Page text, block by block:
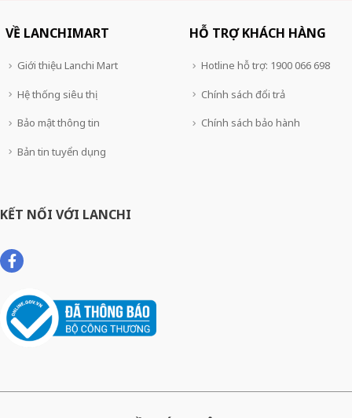
VỀ LANCHIMART
Giới thiệu Lanchi Mart
Hệ thống siêu thị
Bảo mật thông tin
Bản tin tuyển dụng
HỖ TRỢ KHÁCH HÀNG
Hotline hỗ trợ: 1900 066 698
Chính sách đổi trả
Chính sách bảo hành
KẾT NỐI VỚI LANCHI